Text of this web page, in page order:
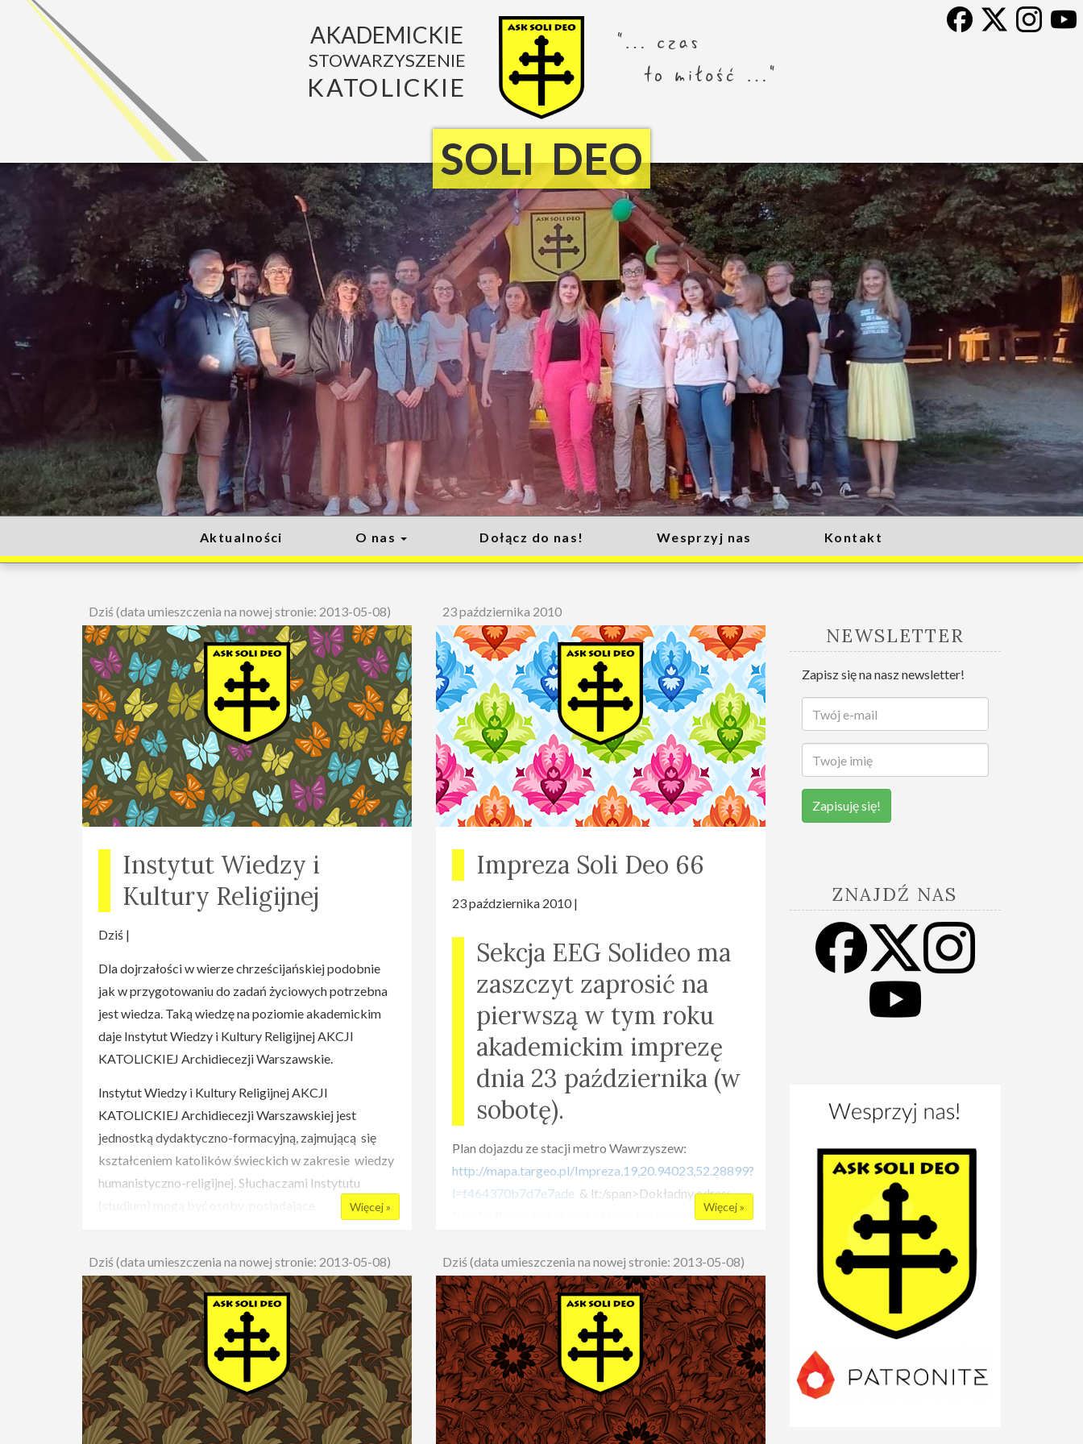
SOLI DEO
AKADEMICKIE
STOWARZYSZENIE
KATOLICKIE
Aktualności O nas Dołącz do nas! Wesprzyj nas Kontakt
Dziś (data umieszczenia na nowej stronie: 2013-05-08)
Instytut Wiedzy i
Kultury Religijnej
Dziś |
Dla dojrzałości w wierze chrześcijańskiej podobnie
jak w przygotowaniu do zadań życiowych potrzebna
jest wiedza. Taką wiedzę na poziomie akademickim
daje Instytut Wiedzy i Kultury Religijnej AKCJI
KATOLICKIEJ Archidiecezji Warszawskie.
Instytut Wiedzy i Kultury Religijnej AKCJI
KATOLICKIEJ Archidiecezji Warszawskiej jest
jednostką dydaktyczno-formacyjną, zajmującą się
kształceniem katolików świeckich w zakresie wiedzy
humanistyczno-religijnej. Słuchaczami Instytutu
Uczestnicy studium dzielą się na trzy kategorie
słuchaczy:
zwyczajni - uczęszczający na wykłady i
zobowiązani do złożenia egzaminów,
wolni - uczęszczający na wykłady bez obowiązku
składania egzaminów,
eksternistyczni - nie biorący udziału w
Więcej »
23 października 2010
Impreza Soli Deo 66
23 października 2010 |
Sekcja EEG Solideo ma
zaszczyt zaprosić na
pierwszą w tym roku
akademickim imprezę
dnia 23 października (w
sobotę).
Plan dojazdu ze stacji metro Wawrzyszew:
http://mapa.targeo.pl/Impreza,19,20.94023,52.28899?
l=f464370b7d7e7ade & lt;/span>Dokładny adres:
Parafia Rzymskokatolicka Niepokalanego Poczęcia
Wstęp:
Członkowie Soli Deo - 8 zł Sympatycy Soli Deo - 10 zł
Impreza jest bezalkoholowa!
Startujemy od 20! Będzie to pierwsza po tak długiej
przerwie impreza, dlatego serdecznie zachęcamy do
przybycia. Nie zapomnijcie zabrać znajomych oraz
Więcej »
Dziś (data umieszczenia na nowej stronie: 2013-05-08) Dziś (data umieszczenia na nowej stronie: 2013-05-08)
NEWSLETTER
Zapisz się na nasz newsletter!
Zapisuję się!
ZNAJDŹ NAS